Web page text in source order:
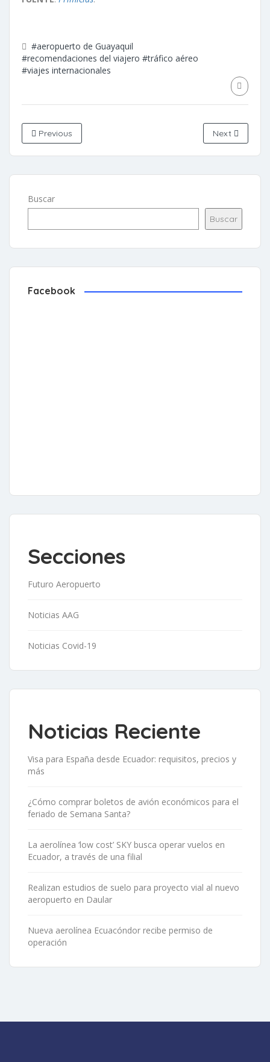
#aeropuerto de Guayaquil
#recomendaciones del viajero #tráfico aéreo
#viajes internacionales
Previous Next
Buscar
Buscar
Facebook
Secciones
Futuro Aeropuerto
Noticias AAG
Noticias Covid-19
Noticias Reciente
Visa para España desde Ecuador: requisitos, precios y
más
¿Cómo comprar boletos de avión económicos para el
feriado de Semana Santa?
La aerolínea ‘low cost’ SKY busca operar vuelos en
Ecuador, a través de una filial
Realizan estudios de suelo para proyecto vial al nuevo
aeropuerto en Daular
Nueva aerolínea Ecuacóndor recibe permiso de
operación